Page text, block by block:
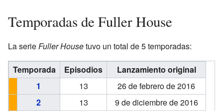
Temporadas de Fuller House
La serieFuller Housetuvo un total de 5 temporadas:
Temporada Episodios
Lanzamiento original
1
13
26 de febrero de 2016
2
13 9 de diciembre de 2016